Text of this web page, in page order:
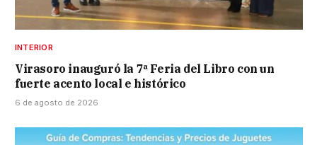
INTERIOR
Virasoro inauguró la 7ª Feria del Libro con un
fuerte acento local e histórico
6 de agosto de 2026